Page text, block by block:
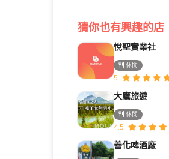
猜你也有興趣的店
悅聖實業社
休閒
5
大鷹旅遊
休閒
4.5
善化啤酒廠